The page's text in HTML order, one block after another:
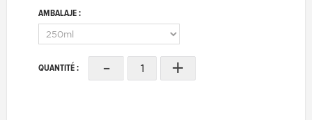
AMBALAJE :
QUANTITÉ : - +